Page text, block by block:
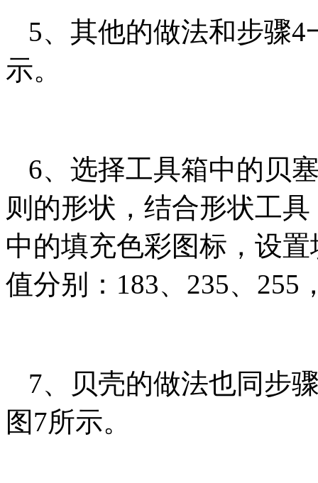
5、其他的做法和步骤
示。
6、选择工具箱中的贝
则的形状，结合形状工
中的填充色彩图标，设
值分别：183、235、255
7、贝壳的做法也同步
图7所示。